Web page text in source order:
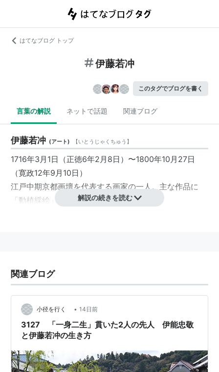
はてなブログ トップ
伊藤若冲
このタグでブログを書く
言葉の解説 ネットで話題 関連ブログ
伊藤若冲 (アート) 【いとうじゃくちゅう 】
1716年3月1日 （正徳6年2月8日）〜1800年10月27日
（寛政12年9月10日）
江戸中期京都画壇を代表する画家の一人。主な作品に
「動植綵絵」「百犬図」などがある。
京都錦小路の青物問屋の長男に生まれ、家業のかたわ
ら、狩野派に学ぶが、その粉本主義に不満をもち、宗・
元画に直接近づいた。40歳で家業を弟に譲り、生涯妻
子を持たず絵画制作に専心、濃彩の花鳥画と水墨画に異
色の画風を作りあげた。この時代には、本草学の流行に
みられる実証主義的な風潮を背景に、円山応挙のような
写生主義を唱える画家が生まれた。数10 羽の鶏を飼っ
て形状を写しとったという逸話が若冲にもあり、身の回
解説の続きを読む
関連ブログ
小径を行く • 14日前
3127 「一身二生」貫いた2人の先人 伊能忠敬
と伊藤若冲の生き方